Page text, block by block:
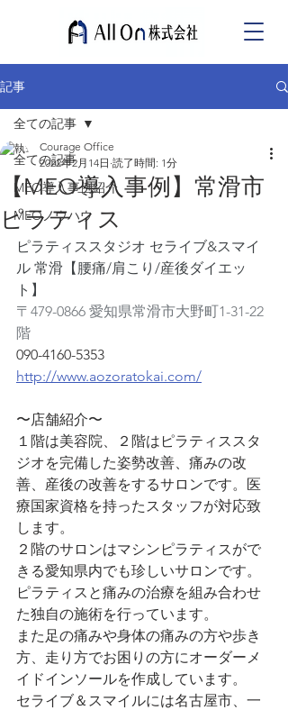
記事
全ての記事
MEO導入事例紹介
MEOノウハウ
全ての記事
【MEO導入事例】常滑市
ピラティス
Courage Office
2022年2月14日 読了時間: 1分
ピラティススタジオ セライブ&スマイ
ル 常滑【腰痛/肩こり/産後ダイエッ
ト】
〒479-0866 愛知県常滑市大野町1-31-22
階
090-4160-5353
http://www.aozoratokai.com/
〜店舗紹介〜
１階は美容院、２階はピラティススタ
ジオを完備した姿勢改善、痛みの改
善、産後の改善をするサロンです。医
療国家資格を持ったスタッフが対応致
します。
２階のサロンはマシンピラティスがで
きる愛知県内でも珍しいサロンです。
ピラティスと痛みの治療を組み合わせ
た独自の施術を行っています。
また足の痛みや身体の痛みの方や歩き
方、走り方でお困りの方にオーダーメ
イドインソールを作成しています。
セライブ＆スマイルには名古屋市、一